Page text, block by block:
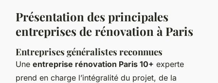
Présentation des principales
entreprises de rénovation à Paris
Entreprises généralistes reconnues
Une entreprise rénovation Paris 10+ experte
prend en charge l’intégralité du projet, de la